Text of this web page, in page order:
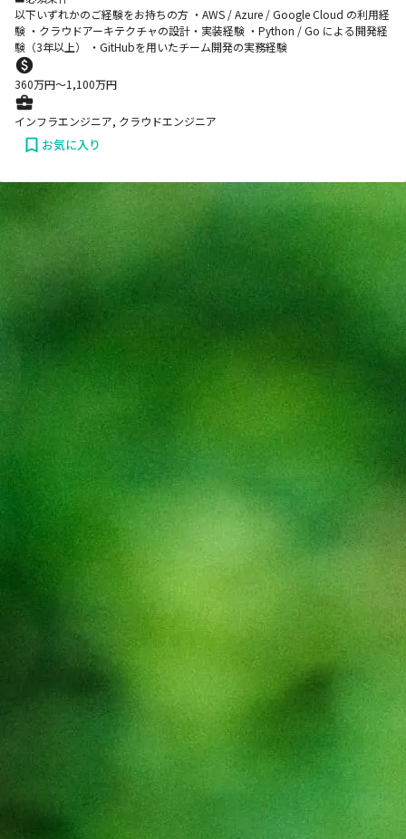
以下いずれかのご経験をお持ちの方 ・AWS / Azure / Google Cloud の利用経
験 ・クラウドアーキテクチャの設計・実装経験 ・Python / Go による開発経
験（3年以上） ・GitHubを用いたチーム開発の実務経験
360万円〜1,100万円
インフラエンジニア, クラウドエンジニア
お気に入り